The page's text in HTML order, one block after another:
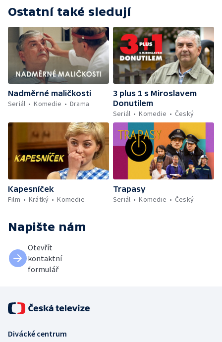
Ostatní také sledují
Nadměrné maličkosti
Seriál
Komedie Drama
3 plus 1 s Miroslavem
Donutilem
Seriál
Komedie Český
Kapesníček
Film
Krátký Komedie
Trapasy
Seriál
Komedie Český
Napište nám
Otevřít
kontaktní
formulář
Divácké centrum